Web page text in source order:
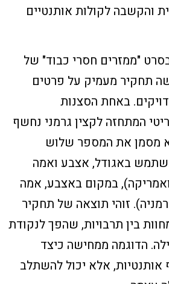
והקשבה לקולות אותנטיים
"ממזרים חסרי כבוד" של
תחקיר מעמיק על פרטים
באחת הסצנות
המתחזה לקצין גרמני נחשף
מסמן את המספר שלוש
באגודל, אצבע ואמה
במקום באצבע, אמה
זוהי תוצאה של תחקיר
בין תרבויות, שהפך לנקודת
הדוגמה ממחישה כיצד
אלא יכול להשתלב